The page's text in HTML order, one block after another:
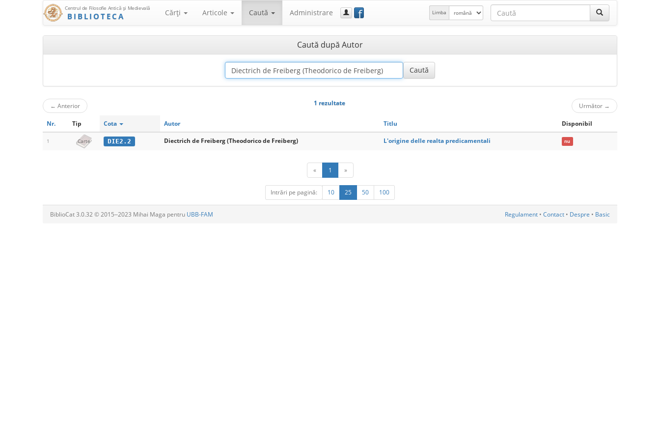
Centrul de Filosofie Antică şi Medievală
BIBLIOTECA Cărţi Articole Caută Administrare f Limba
Caută după Autor
← Anterior 1 rezultate Următor →
Nr. Tip Cota Autor Titlu Disponibil
1 Carte DIE2.2 Diectrich de Freiberg (Theodorico de Freiberg) L'origine delle realta predicamentali nu
« 1 »
Intrări pe pagină: 10 25 50 100
BiblioCat 3.0.32 © 2015‒2023 Mihai Maga pentru UBB-FAM Regulament • Contact • Despre • Basic